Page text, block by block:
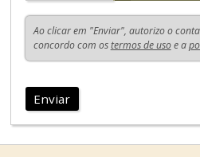
Ao clicar em "Enviar", autorizo o
concordo com ostermos de usoe a
Enviar